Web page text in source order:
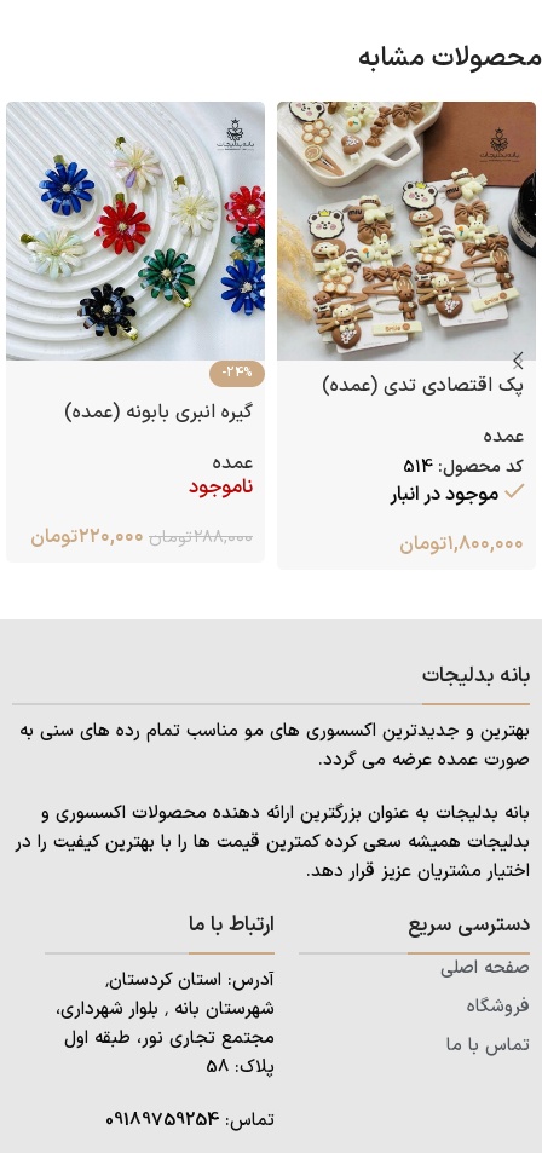
محصولات مشابه
پک اقتصادی تدی (عمده)
عمده
کد محصول: 514
موجود در انبار
۱,۸۰۰,۰۰۰تومان
-24%
گیره انبری بابونه (عمده)
عمده
ناموجود
۲۸۸,۰۰۰تومان ۲۲۰,۰۰۰تومان
بانه بدلیجات
بهترین و جدیدترین اکسسوری های مو مناسب تمام رده های سنی به
صورت عمده عرضه می گردد.
بانه بدلیجات به عنوان بزرگترین ارائه دهنده محصولات اکسسوری و
بدلیجات همیشه سعی کرده کمترین قیمت ها را با بهترین کیفیت را در
اختیار مشتریان عزیز قرار دهد.
دسترسی سریع
صفحه اصلی
فروشگاه
تماس با ما
ارتباط با ما
آدرس: استان کردستان٬
شهرستان بانه ٬ بلوار شهرداری،
مجتمع تجاری نور، طبقه اول
پلاک: 58
تماس: 09189759254